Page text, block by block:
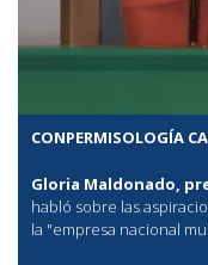
CONPERMISOLOGÍA
Gloria Maldonado,
habló sobre las
la "empresa nacional